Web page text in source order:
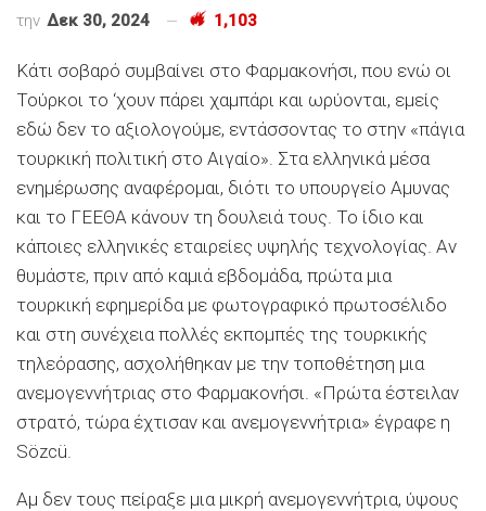
την Δεκ 30, 2024 1,103
Κάτι σοβαρό συμβαίνει στο Φαρμακονήσι, που ενώ οι
Τούρκοι το ‘χουν πάρει χαμπάρι και ωρύονται, εμείς
εδώ δεν το αξιολογούμε, εντάσσοντας το στην «πάγια
τουρκική πολιτική στο Αιγαίο». Στα ελληνικά μέσα
ενημέρωσης αναφέρομαι, διότι το υπουργείο Αμυνας
και το ΓΕΕΘΑ κάνουν τη δουλειά τους. Το ίδιο και
κάποιες ελληνικές εταιρείες υψηλής τεχνολογίας. Αν
θυμάστε, πριν από καμιά εβδομάδα, πρώτα μια
τουρκική εφημερίδα με φωτογραφικό πρωτοσέλιδο
και στη συνέχεια πολλές εκπομπές της τουρκικής
τηλεόρασης, ασχολήθηκαν με την τοποθέτηση μια
ανεμογεννήτριας στο Φαρμακονήσι. «Πρώτα έστειλαν
στρατό, τώρα έχτισαν και ανεμογεννήτρια» έγραφε η
Sözcü.
Αμ δεν τους πείραξε μια μικρή ανεμογεννήτρια, ύψους